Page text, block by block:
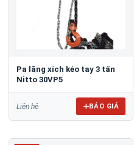
Pa lăng xích kéo tay 3 tấn
Nitto 30VP5
Liên hệ BÁO GIÁ